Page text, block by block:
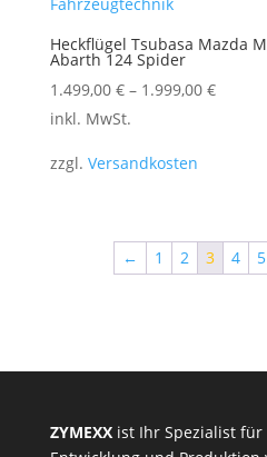
Heckflügel Tsubasa Mazda
Abarth 124 Spider
1.499,00 €– 1.999,00 €
Dieses
weist
auf
Produktseite
inkl. MwSt.
zzgl. Versandkosten
← 1 2 3 4 5
ZYMEXXist Ihr Spezialist für